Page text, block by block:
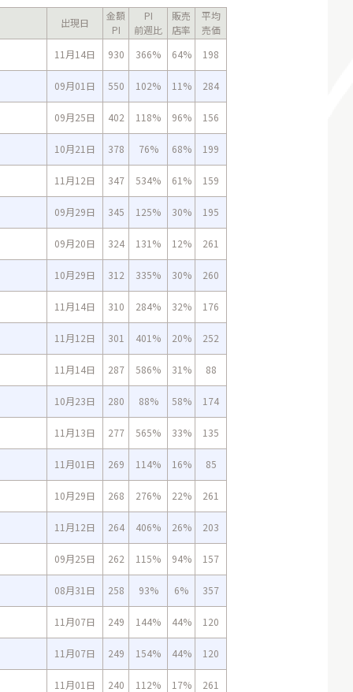
出現日
金額
PI
PI
前週比
販売
店率
平均
売価
11月14日
930 366% 64% 198
09月01日 550 102% 11% 284
09月25日 402 118% 96% 156
10月21日 378 76% 68% 199
11月12日 347 534% 61% 159
09月29日 345 125% 30% 195
09月20日 324 131% 12% 261
10月29日 312 335% 30% 260
11月14日 310 284% 32% 176
11月12日 301 401% 20% 252
11月14日 287 586% 31% 88
10月23日 280 88% 58% 174
11月13日 277 565% 33% 135
11月01日 269 114% 16% 85
10月29日 268 276% 22% 261
11月12日 264 406% 26% 203
09月25日 262 115% 94% 157
08月31日 258 93% 6% 357
11月07日 249 144% 44% 120
11月07日 249 154% 44% 120
11月01日 240 112% 17% 261